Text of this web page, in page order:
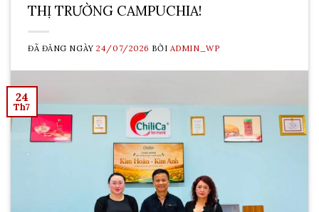
THỊ TRƯỜNG CAMPUCHIA!
ĐÃ ĐĂNG NGÀY24/07/2026 BỞI ADMIN_WP
24
Th7